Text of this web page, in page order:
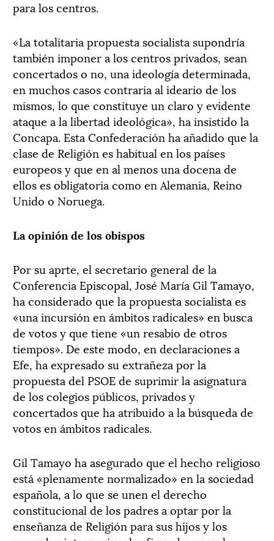
para los centros.
«La totalitaria propuesta socialista supondría
también imponer a los centros privados, sean
concertados o no, una ideología determinada,
en muchos casos contraria al ideario de los
mismos, lo que constituye un claro y evidente
ataque a la libertad ideológica», ha insistido la
Concapa. Esta Confederación ha añadido que la
clase de Religión es habitual en los países
europeos y que en al menos una docena de
ellos es obligatoria como en Alemania, Reino
Unido o Noruega.
La opinión de los obispos
Por su aprte, el secretario general de la
Conferencia Episcopal, José María Gil Tamayo,
ha considerado que la propuesta socialista es
«una incursión en ámbitos radicales» en busca
de votos y que tiene «un resabio de otros
tiempos». De este modo, en declaraciones a
Efe, ha expresado su extrañeza por la
propuesta del PSOE de suprimir la asignatura
de los colegios públicos, privados y
concertados que ha atribuido a la búsqueda de
votos en ámbitos radicales.
Gil Tamayo ha asegurado que el hecho religioso
está «plenamente normalizado» en la sociedad
española, a lo que se unen el derecho
constitucional de los padres a optar por la
enseñanza de Religión para sus hijos y los